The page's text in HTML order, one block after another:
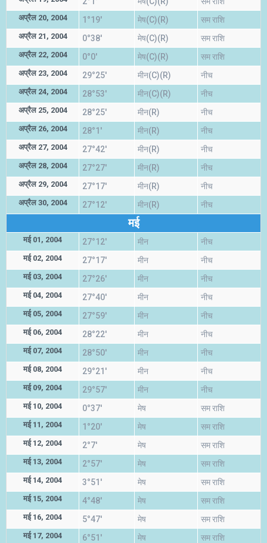
अप्रैल 20, 2004 1°19' मेष(C)(R) सम राशि
अप्रैल 21, 2004 0°38' मेष(C)(R) सम राशि
अप्रैल 22, 2004 0°0' मेष(C)(R) सम राशि
अप्रैल 23, 2004 29°25' मीन(C)(R) नीच
अप्रैल 24, 2004 28°53' मीन(C)(R) नीच
अप्रैल 25, 2004 28°25' मीन(R) नीच
अप्रैल 26, 2004 28°1' मीन(R) नीच
अप्रैल 27, 2004 27°42' मीन(R) नीच
अप्रैल 28, 2004 27°27' मीन(R) नीच
अप्रैल 29, 2004 27°17' मीन(R) नीच
अप्रैल 30, 2004 27°12' मीन(R) नीच
मई
मई 01, 2004 27°12' मीन नीच
मई 02, 2004 27°17' मीन नीच
मई 03, 2004 27°26' मीन नीच
मई 04, 2004 27°40' मीन नीच
मई 05, 2004 27°59' मीन नीच
मई 06, 2004 28°22' मीन नीच
मई 07, 2004 28°50' मीन नीच
मई 08, 2004 29°21' मीन नीच
मई 09, 2004 29°57' मीन नीच
मई 10, 2004 0°37' मेष सम राशि
मई 11, 2004 1°20' मेष सम राशि
मई 12, 2004 2°7' मेष सम राशि
मई 13, 2004 2°57' मेष सम राशि
मई 14, 2004 3°51' मेष सम राशि
मई 15, 2004 4°48' मेष सम राशि
मई 16, 2004 5°47' मेष सम राशि
मई 17, 2004 6°51' मेष सम राशि